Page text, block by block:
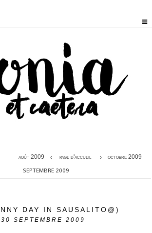
août 2009 page d'accueil octobre 2009
SEPTEMBRE 2009
DAY IN SAUSALITO@)
30 SEPTEMBRE 2009